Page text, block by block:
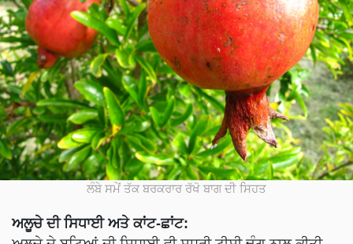
ਲੰਬੇ ਸਮੇਂ ਤੱਕ ਬਰਕਰਾਰ ਰੱਖੋ ਬਾਗ ਦੀ ਸਿਹਤ
ਅਲੂਚੇ ਦੀ ਸਿਧਾਈ ਅਤੇ ਕਾਂਟ-ਛਾਂਟ: